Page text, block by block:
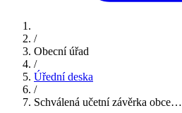
/
Obecní úřad
/
Úřední deska
/
Schválená učetní závěrka obce…